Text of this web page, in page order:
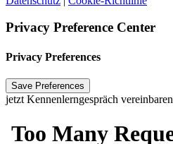
Privacy Preference Center
Privacy Preferences
jetzt Kennenlerngespräch vereinbaren